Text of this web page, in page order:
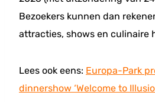
Bezoekers kunnen dan
attracties, shows en culinaire
Lees ook eens: Europa-Park
dinnershow ‘Welcome to